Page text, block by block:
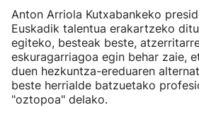
Anton Arriola Kutxabankeko
Euskadik talentua erakartzeko
egiteko, besteak beste,
eskuragarriagoa egin behar zaie,
duen hezkuntza-ereduaren
beste herrialde batzuetako
"oztopoa" delako.